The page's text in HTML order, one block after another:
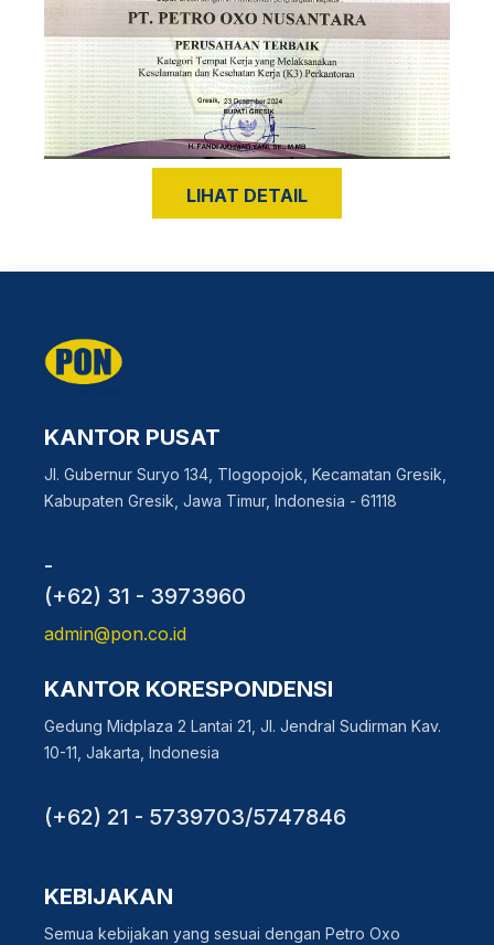
LIHAT DETAIL
KANTOR PUSAT
Jl. Gubernur Suryo 134, Tlogopojok, Kecamatan Gresik,
Kabupaten Gresik, Jawa Timur, Indonesia - 61118
-
(+62) 31 - 3973960
admin@pon.co.id
KANTOR KORESPONDENSI
Gedung Midplaza 2 Lantai 21, Jl. Jendral Sudirman Kav.
10-11, Jakarta, Indonesia
(+62) 21 - 5739703/5747846
KEBIJAKAN
Semua kebijakan yang sesuai dengan Petro Oxo